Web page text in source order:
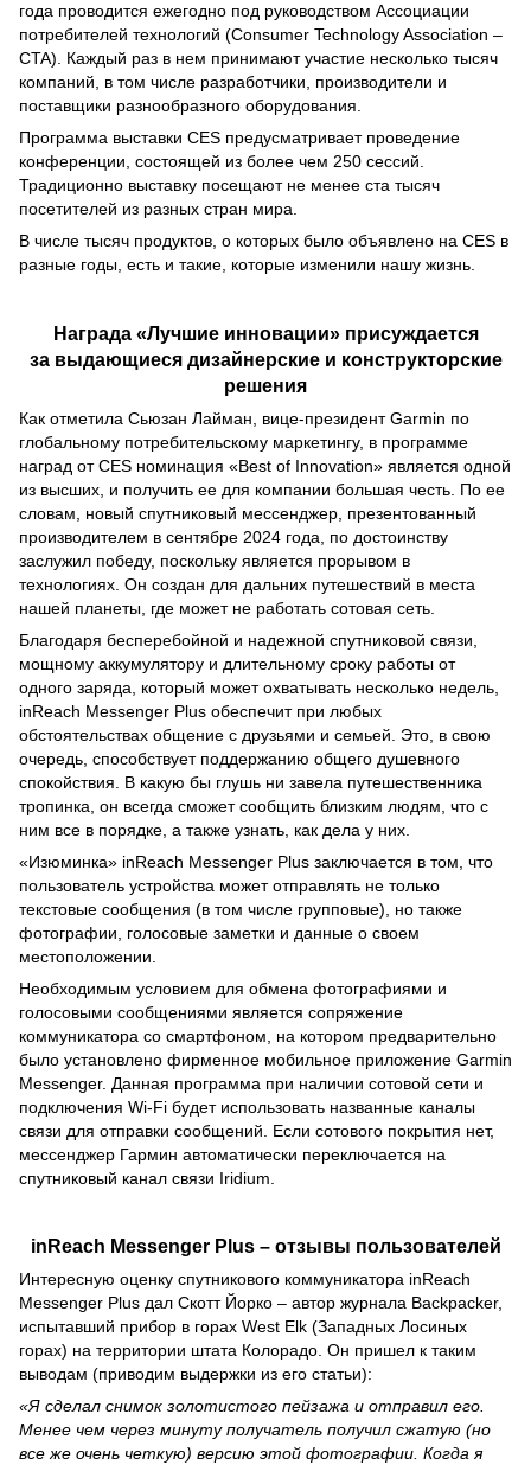
года проводится ежегодно под руководством Ассоциации
потребителей технологий (Consumer Technology Association –
CTA). Каждый раз в нем принимают участие несколько тысяч
компаний, в том числе разработчики, производители и
поставщики разнообразного оборудования.
Программа выставки CES предусматривает проведение
конференции, состоящей из более чем 250 сессий.
Традиционно выставку посещают не менее ста тысяч
посетителей из разных стран мира.
В числе тысяч продуктов, о которых было объявлено на CES в
разные годы, есть и такие, которые изменили нашу жизнь.
Награда «Лучшие инновации» присуждается
за выдающиеся дизайнерские и конструкторские
решения
Как отметила Сьюзан Лайман, вице-президент Garmin по
глобальному потребительскому маркетингу, в программе
наград от CES номинация «Best of Innovation» является одной
из высших, и получить ее для компании большая честь. По ее
словам, новый спутниковый мессенджер, презентованный
производителем в сентябре 2024 года, по достоинству
заслужил победу, поскольку является прорывом в
технологиях. Он создан для дальних путешествий в места
нашей планеты, где может не работать сотовая сеть.
Благодаря бесперебойной и надежной спутниковой связи,
мощному аккумулятору и длительному сроку работы от
одного заряда, который может охватывать несколько недель,
inReach Messenger Plus обеспечит при любых
обстоятельствах общение с друзьями и семьей. Это, в свою
очередь, способствует поддержанию общего душевного
спокойствия. В какую бы глушь ни завела путешественника
тропинка, он всегда сможет сообщить близким людям, что с
ним все в порядке, а также узнать, как дела у них.
«Изюминка» inReach Messenger Plus заключается в том, что
пользователь устройства может отправлять не только
текстовые сообщения (в том числе групповые), но также
фотографии, голосовые заметки и данные о своем
местоположении.
Необходимым условием для обмена фотографиями и
голосовыми сообщениями является сопряжение
коммуникатора со смартфоном, на котором предварительно
было установлено фирменное мобильное приложение Garmin
Messenger. Данная программа при наличии сотовой сети и
подключения Wi-Fi будет использовать названные каналы
связи для отправки сообщений. Если сотового покрытия нет,
мессенджер Гармин автоматически переключается на
спутниковый канал связи Iridium.
inReach Messenger Plus – отзывы пользователей
Интересную оценку спутникового коммуникатора inReach
Messenger Plus дал Скотт Йорко – автор журнала Backpacker,
испытавший прибор в горах West Elk (Западных Лосиных
горах) на территории штата Колорадо. Он пришел к таким
выводам (приводим выдержки из его статьи):
«Я сделал снимок золотистого пейзажа и отправил его.
Менее чем через минуту получатель получил сжатую (но
все же очень четкую) версию этой фотографии. Когда я